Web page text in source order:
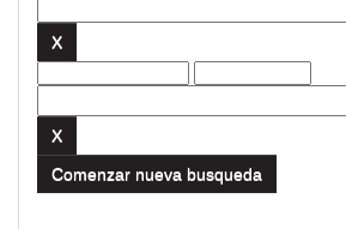
Comenzar nueva busqueda